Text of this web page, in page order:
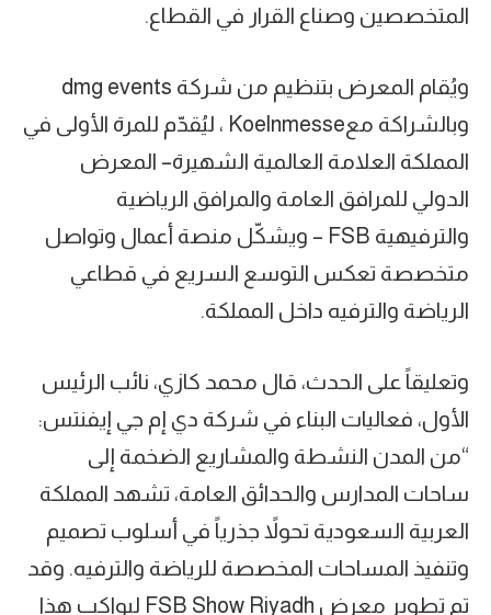
المتخصصين وصناع القرار في القطاع.
ويُقام المعرض بتنظيم من شركة dmg events
وبالشراكة معKoelnmesse ، ليُقدّم للمرة الأولى في
المملكة العلامة العالمية الشهيرة– المعرض
الدولي للمرافق العامة والمرافق الرياضية
والترفيهية FSB – ويشكّل منصة أعمال وتواصل
متخصصة تعكس التوسع السريع في قطاعي
الرياضة والترفيه داخل المملكة.
وتعليقاً على الحدث، قال محمد كازي، نائب الرئيس
الأول، فعاليات البناء في شركة دي إم جي إيفنتس:
“من المدن النشطة والمشاريع الضخمة إلى
ساحات المدارس والحدائق العامة، تشهد المملكة
العربية السعودية تحولاً جذرياً في أسلوب تصميم
وتنفيذ المساحات المخصصة للرياضة والترفيه. وقد
تم تطوير معرض FSB Show Riyadh ليواكب هذا